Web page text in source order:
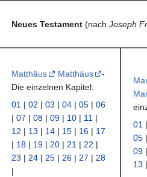
Neues Testament (nach Joseph
Matthäus Matthäus
-
Die einzelnen Kapitel:
01 | 02 | 03 | 04 | 05 | 06
| 07 | 08 | 09 | 10 | 11 |
12 | 13 | 14 | 15 | 16 | 17
| 18 | 19 | 20 | 21 | 22 |
23 | 24 | 25 | 26 | 27 | 28
|
01
05
09
13